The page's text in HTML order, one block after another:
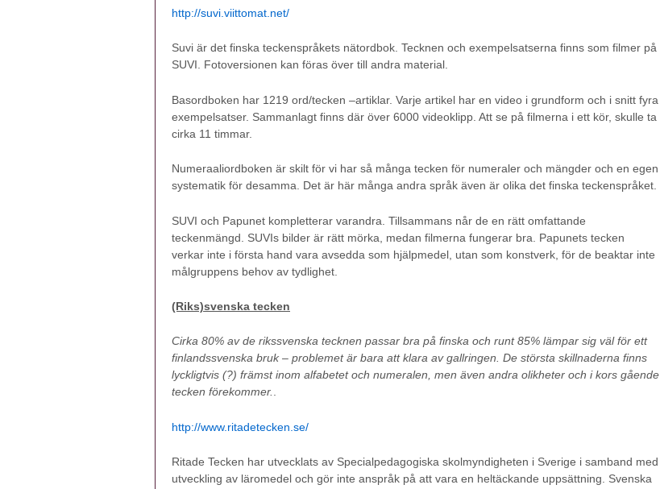
http://suvi.viittomat.net/
Suvi är det finska teckenspråkets nätordbok. Tecknen och exempelsatserna finns som filmer på
SUVI. Fotoversionen kan föras över till andra material.
Basordboken har 1219 ord/tecken –artiklar. Varje artikel har en video i grundform och i snitt fyra
exempelsatser. Sammanlagt finns där över 6000 videoklipp. Att se på filmerna i ett kör, skulle ta
cirka 11 timmar.
Numeraaliordboken är skilt för vi har så många tecken för numeraler och mängder och en egen
systematik för desamma. Det är här många andra språk även är olika det finska teckenspråket.
SUVI och Papunet kompletterar varandra. Tillsammans når de en rätt omfattande
teckenmängd. SUVIs bilder är rätt mörka, medan filmerna fungerar bra. Papunets tecken
verkar inte i första hand vara avsedda som hjälpmedel, utan som konstverk, för de beaktar inte
målgruppens behov av tydlighet.
(Riks)svenska tecken
Cirka 80% av de rikssvenska tecknen passar bra på finska och runt 85% lämpar sig väl för ett
finlandssvenska bruk – problemet är bara att klara av gallringen. De största skillnaderna finns
lyckligtvis (?) främst inom alfabetet och numeralen, men även andra olikheter och i kors gående
tecken förekommer..
http://www.ritadetecken.se/
Ritade Tecken har utvecklats av Specialpedagogiska skolmyndigheten i Sverige i samband med
utveckling av läromedel och gör inte anspråk på att vara en heltäckande uppsättning. Svenska